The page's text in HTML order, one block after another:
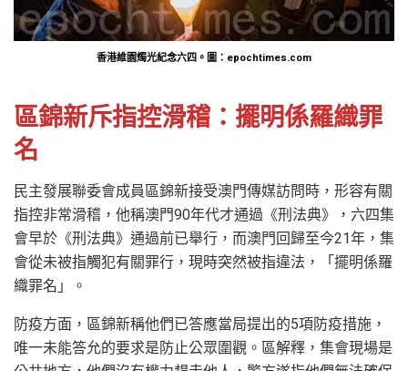
香港維園燭光紀念六四。圖：epochtimes.com
區錦新斥指控滑稽：擺明係羅織罪
名
民主發展聯委會成員區錦新接受澳門傳媒訪問時，形容有關
指控非常滑稽，他稱澳門90年代才通過《刑法典》，六四集
會早於《刑法典》通過前已舉行，而澳門回歸至今21年，集
會從未被指觸犯有關罪行，現時突然被指違法，「擺明係羅
織罪名」。
防疫方面，區錦新稱他們已答應當局提出的5項防疫措施，
唯一未能答允的要求是防止公眾圍觀。區解釋，集會現場是